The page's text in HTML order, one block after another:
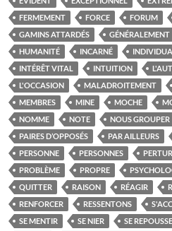
FERMEMENT
FORCE FORUM
GAMINS ATTARDÉS
GÉNÉRALEMENT
HUMANITÉ
INCARNÉ
INTÉRÊT VITAL
INTUITION
L'OCCASION
MALADROITEMENT
MEMBRES
MINE MOCHE
NOMME
NOTE NOUS GROUPER
PAIRES D’OPPOSÉS
PAR AILLEURS
PERSONNE
PERSONNES
PROBLÈME
PROPRE
QUITTER
RAISON RÉAGIR
RENFORCER
RESSENTONS
SE MENTIR
SE NIER SE